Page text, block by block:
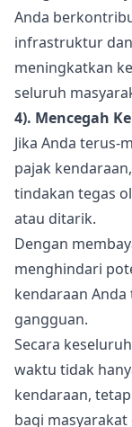
Anda
infrastruktur
meningkatkan
seluruh
4). Mencegah
Jika Anda terus-
pajak
tindakan tegas
atau ditarik.
Dengan
menghindari
kendaraan
gangguan.
Secara
waktu tidak
kendaraan,
bagi